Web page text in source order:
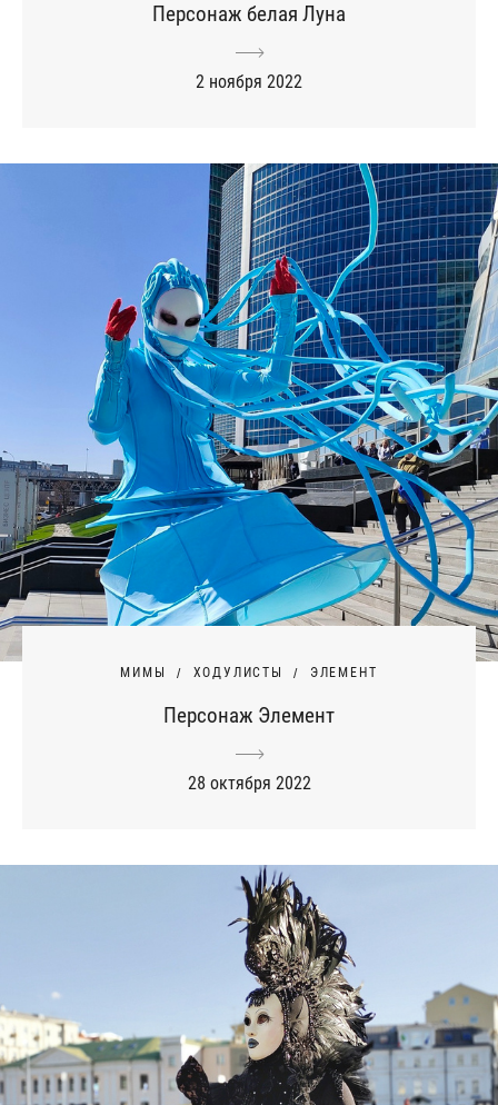
Персонаж белая Луна
2 ноября 2022
МИМЫ ХОДУЛИСТЫ ЭЛЕМЕНТ
Персонаж Элемент
28 октября 2022